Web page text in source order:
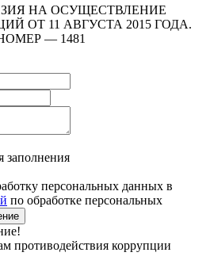
НА ОСУЩЕСТВЛЕНИЕ
ОТ 11 АВГУСТА 2015 ГОДА.
— 1481
заполнения
персональных данных в
по обработке персональных
противодействия коррупции